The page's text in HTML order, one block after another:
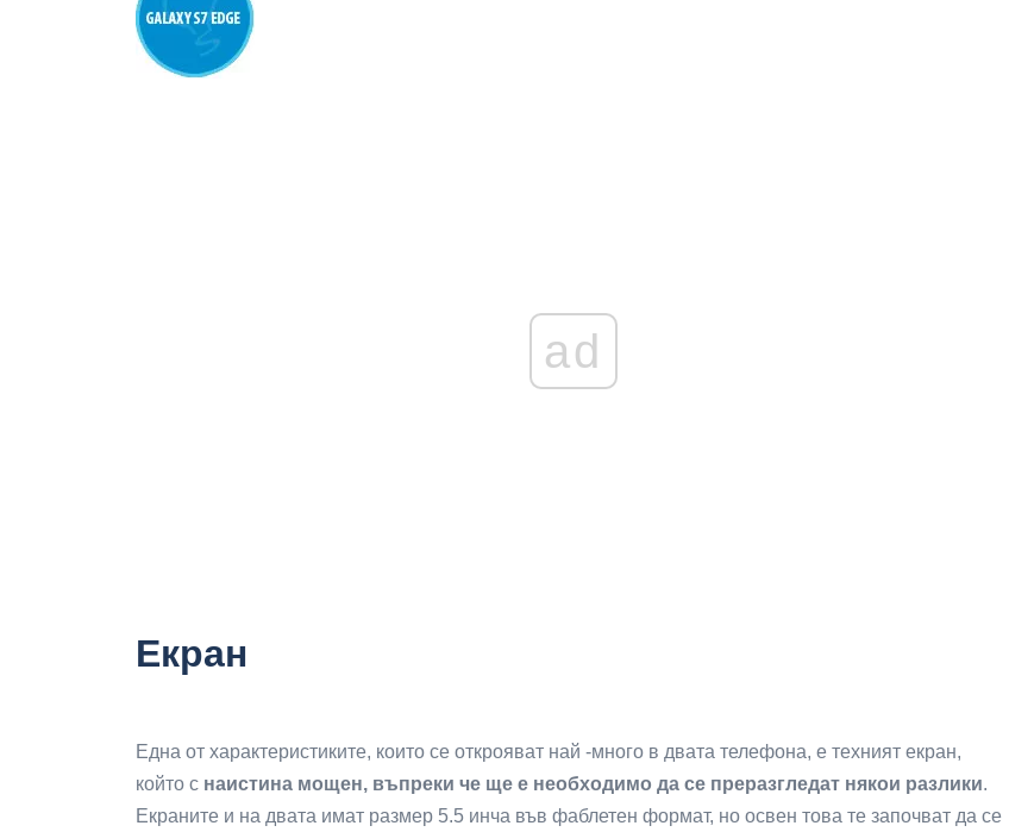
ad
Екран
Една от характеристиките, които се открояват най -много в двата телефона, е техният екран,
който с наистина мощен, въпреки че ще е необходимо да се преразгледат някои разлики.
Екраните и на двата имат размер 5.5 инча във фаблетен формат, но освен това те започват да се